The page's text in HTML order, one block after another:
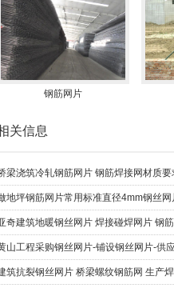
钢筋网片
关信息
梁浇筑冷轧钢筋网片 钢筋焊接网材质
地坪钢筋网片常用标准直径4mm钢丝
奇建筑地暖钢丝网片 焊接碰焊网片 钢
山工程采购钢丝网片-铺设钢丝网片-供
筑抗裂钢丝网片 桥梁螺纹钢筋网 生产